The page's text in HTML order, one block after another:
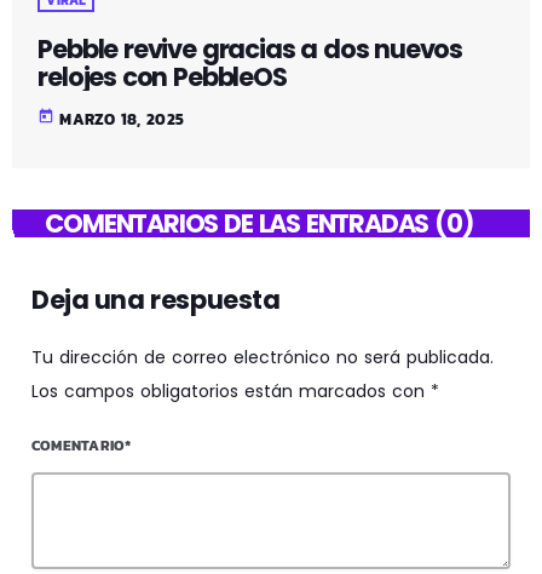
Pebble revive gracias a dos nuevos
relojes con PebbleOS
today MARZO 18, 2025
COMENTARIOS DE LAS ENTRADAS (0)
Deja una respuesta
Tu dirección de correo electrónico no será publicada.
Los campos obligatorios están marcados con *
COMENTARIO*